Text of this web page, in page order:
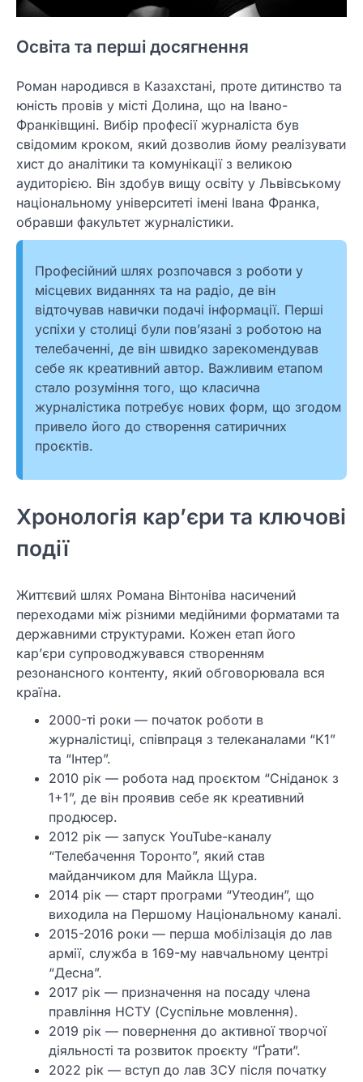
Освіта та перші досягнення
Роман народився в Казахстані, проте дитинство та
юність провів у місті Долина, що на Івано-
Франківщині. Вибір професії журналіста був
свідомим кроком, який дозволив йому реалізувати
хист до аналітики та комунікації з великою
аудиторією. Він здобув вищу освіту у Львівському
національному університеті імені Івана Франка,
обравши факультет журналістики.
Професійний шлях розпочався з роботи у
місцевих виданнях та на радіо, де він
відточував навички подачі інформації. Перші
успіхи у столиці були пов’язані з роботою на
телебаченні, де він швидко зарекомендував
себе як креативний автор. Важливим етапом
стало розуміння того, що класична
журналістика потребує нових форм, що згодом
привело його до створення сатиричних
проєктів.
Хронологія кар’єри та ключові
події
Життєвий шлях Романа Вінтоніва насичений
переходами між різними медійними форматами та
державними структурами. Кожен етап його
кар’єри супроводжувався створенням
резонансного контенту, який обговорювала вся
країна.
2000-ті роки — початок роботи в
журналістиці, співпраця з телеканалами “К1”
та “Інтер”.
2010 рік — робота над проєктом “Сніданок з
1+1”, де він проявив себе як креативний
продюсер.
2012 рік — запуск YouTube-каналу
“Телебачення Торонто”, який став
майданчиком для Майкла Щура.
2014 рік — старт програми “Утеодин”, що
виходила на Першому Національному каналі.
2015-2016 роки — перша мобілізація до лав
армії, служба в 169-му навчальному центрі
“Десна”.
2017 рік — призначення на посаду члена
правління НСТУ (Суспільне мовлення).
2019 рік — повернення до активної творчої
діяльності та розвиток проєкту “Ґрати”.
2022 рік — вступ до лав ЗСУ після початку